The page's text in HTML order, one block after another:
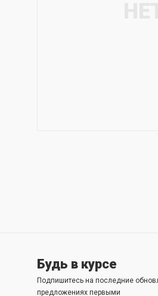
Будь в курсе
Подпишитесь на последние
предложениях первыми